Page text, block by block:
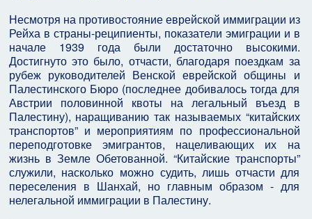
Несмотря на противостояние еврейской иммиграции из
Рейха в страны-реципиенты, показатели эмиграции и в
начале 1939 года были достаточно высокими.
Достигнуто это было, отчасти, благодаря поездкам за
рубеж руководителей Венской еврейской общины и
Палестинского Бюро (последнее добивалось тогда для
Австрии половинной квоты на легальный въезд в
Палестину), наращиванию так называемых “китайских
транспортов” и мероприятиям по профессиональной
переподготовке эмигрантов, нацеливающих их на
жизнь в Земле Обетованной. “Китайские транспорты”
служили, насколько можно судить, лишь отчасти для
переселения в Шанхай, но главным образом - для
нелегальной иммиграции в Палестину.